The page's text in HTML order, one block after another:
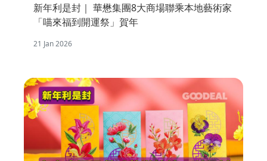
新年利是封｜ 華懋集團8大商場聯乘本地藝術家
「喵來福到開運祭」賀年
21 Jan 2026